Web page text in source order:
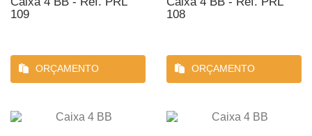
109
ORÇAMENTO
108
ORÇAMENTO